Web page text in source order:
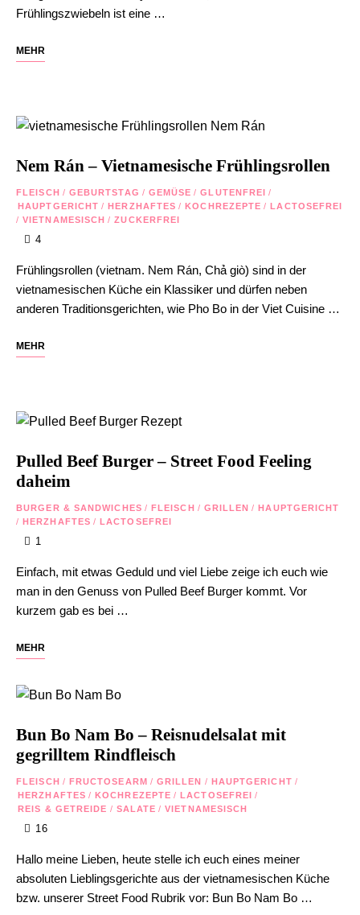
Frühlingszwiebeln ist eine …
MEHR
Nem Rán – Vietnamesische Frühlingsrollen
FLEISCH / GEBURTSTAG / GEMÜSE / GLUTENFREI /
HAUPTGERICHT / HERZHAFTES / KOCHREZEPTE / LACTOSEFREI
/ VIETNAMESISCH / ZUCKERFREI
4
Frühlingsrollen (vietnam. Nem Rán, Chả giò) sind in der
vietnamesischen Küche ein Klassiker und dürfen neben
anderen Traditionsgerichten, wie Pho Bo in der Viet Cuisine …
MEHR
Pulled Beef Burger – Street Food Feeling
daheim
BURGER & SANDWICHES / FLEISCH / GRILLEN / HAUPTGERICHT
/ HERZHAFTES / LACTOSEFREI
1
Einfach, mit etwas Geduld und viel Liebe zeige ich euch wie
man in den Genuss von Pulled Beef Burger kommt. Vor
kurzem gab es bei …
MEHR
Bun Bo Nam Bo – Reisnudelsalat mit
gegrilltem Rindfleisch
FLEISCH / FRUCTOSEARM / GRILLEN / HAUPTGERICHT /
HERZHAFTES / KOCHREZEPTE / LACTOSEFREI /
REIS & GETREIDE / SALATE / VIETNAMESISCH
16
Hallo meine Lieben, heute stelle ich euch eines meiner
absoluten Lieblingsgerichte aus der vietnamesischen Küche
bzw. unserer Street Food Rubrik vor: Bun Bo Nam Bo …